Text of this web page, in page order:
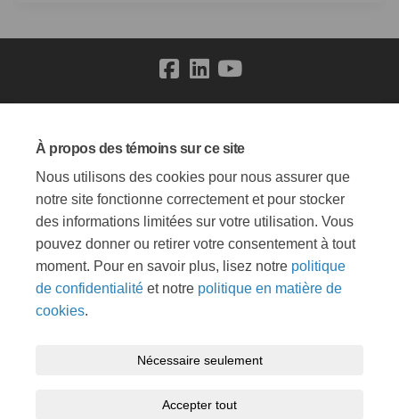
À propos des témoins sur ce site
Nous utilisons des cookies pour nous assurer que
notre site fonctionne correctement et pour stocker
des informations limitées sur votre utilisation. Vous
pouvez donner ou retirer votre consentement à tout
moment. Pour en savoir plus, lisez notre politique
de confidentialité et notre politique en matière de
cookies.
Nécessaire seulement
Accepter tout
Politique de modération Accessibilité
Témoins Carte du site